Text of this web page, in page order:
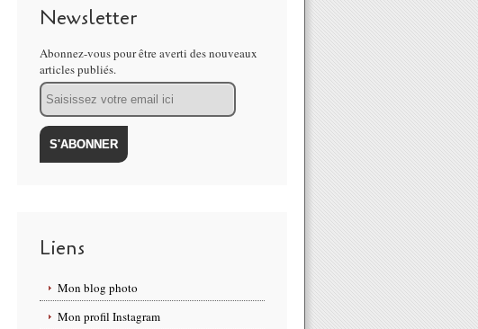
Newsletter
Abonnez-vous pour être averti des nouveaux
articles publiés.
Email
Liens
Mon blog photo
Mon profil Instagram